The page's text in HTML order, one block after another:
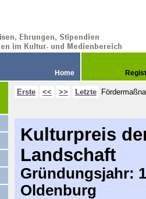
Home
Erste << >> Letzte
Kulturpreis
Landschaft
Gründungsjahr:
Oldenburg